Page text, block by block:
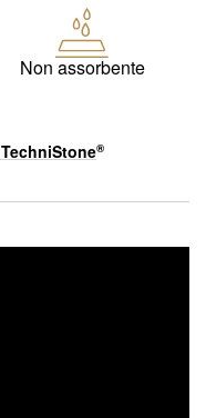
Non assorbente
TechniStone®